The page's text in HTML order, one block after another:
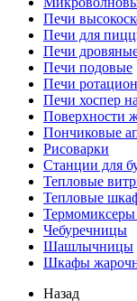
Печи
Печи для
Печи
Печи подовые
Печи
Печи хоспер
Поверхности
Пончиковые
Рисоварки
Станции для
Тепловые
Тепловые
Термомиксеры
Чебуречницы
Шашлычницы
Шкафы
Назад